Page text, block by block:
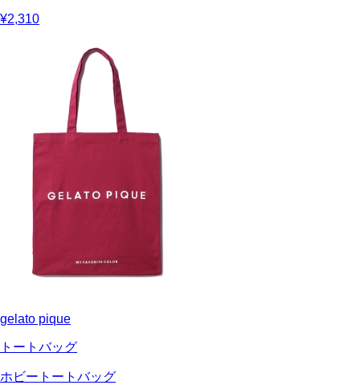
¥2,310
gelato pique
トートバッグ
ホビートートバッグ